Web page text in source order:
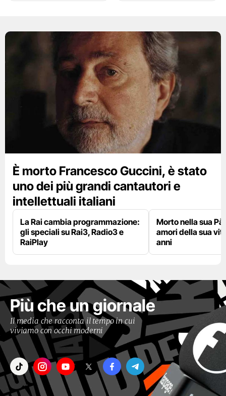
È morto Francesco Guccini, è stato
uno dei più grandi cantautori e
intellettuali italiani
La Rai cambia programmazione:
gli speciali su Rai3, Radio3 e
RaiPlay
Morto nella sua
amori della sua
anni
Più che un giornale
Il media che racconta il tempo in cui
viviamo con occhi moderni